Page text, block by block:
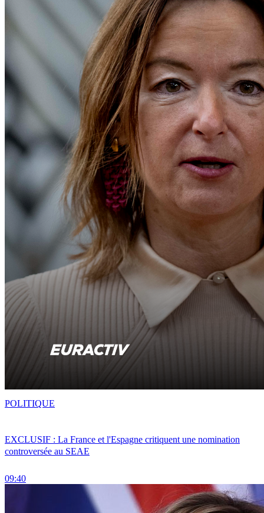
EXCLUSIF : La France et l'Espagne critiquent une nomination
controversée au SEAE
09:40
POLITIQUE